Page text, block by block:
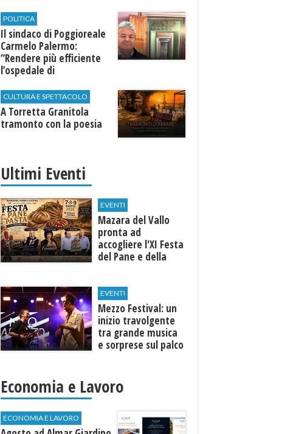
POLITICA
Il sindaco di Poggioreale
Carmelo Palermo:
“Rendere più efficiente
l’ospedale di
CULTURA E SPETTACOLO
​A Torretta Granitola
tramonto con la poesia
Ultimi Eventi
EVENTI
Mazara del Vallo
pronta ad
accogliere l'XI Festa
del Pane e della
EVENTI
Mezzo Festival: un
inizio travolgente
tra grande musica
e sorprese sul palco
Economia e Lavoro
ECONOMIA E LAVORO